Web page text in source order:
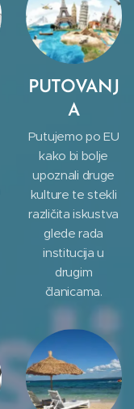
PUTOVANJ
A
Putujemo po EU
kako bi bolje
upoznali druge
kulture te stekli
različita iskustva
glede rada
institucija u
drugim
članicama.